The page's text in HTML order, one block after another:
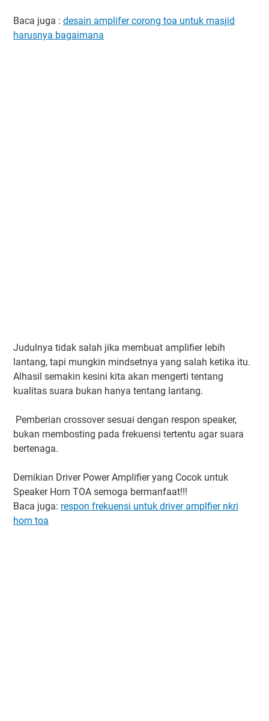
Baca juga : desain amplifer corong toa untuk masjid
harusnya bagaimana
Judulnya tidak salah jika membuat amplifier lebih
lantang, tapi mungkin mindsetnya yang salah ketika itu.
Alhasil semakin kesini kita akan mengerti tentang
kualitas suara bukan hanya tentang lantang.
Pemberian crossover sesuai dengan respon speaker,
bukan membosting pada frekuensi tertentu agar suara
bertenaga.
Demikian Driver Power Amplifier yang Cocok untuk
Speaker Horn TOA semoga bermanfaat!!!
Baca juga: respon frekuensi untuk driver amplfier nkri
horn toa